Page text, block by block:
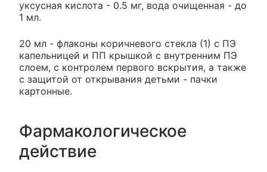
уксусная кислота - 0.5 мг, вода очищенная - до
1 мл.
20 мл - флаконы коричневого стекла (1) с ПЭ
капельницей и ПП крышкой с внутренним ПЭ
слоем, с контролем первого вскрытия, а также
с защитой от открывания детьми - пачки
картонные.
Фармакологическое
действие